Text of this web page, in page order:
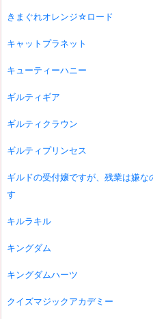
きまぐれオレンジ☆ロード
キャットプラネット
キューティーハニー
ギルティギア
ギルティクラウン
ギルティプリンセス
ギルドの受付嬢ですが、残業は嫌
す
キルラキル
キングダム
キングダムハーツ
クイズマジックアカデミー